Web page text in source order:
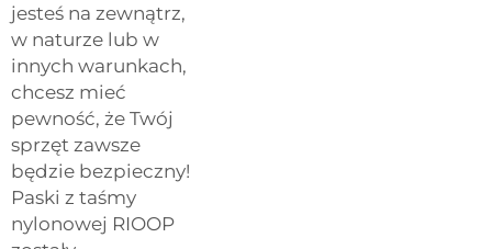
jesteś na zewnątrz,
w naturze lub w
innych warunkach,
chcesz mieć
pewność, że Twój
sprzęt zawsze
będzie bezpieczny!
Paski z taśmy
nylonowej RIOOP